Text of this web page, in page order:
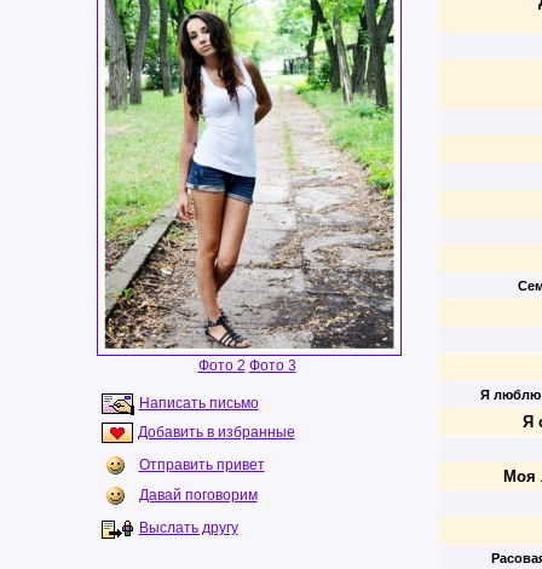
Фото 2 Фото 3
Написать письмо
Добавить в избранные
Отправить привет
Давай поговорим
Выслать другу
Я люблю
Я
Моя